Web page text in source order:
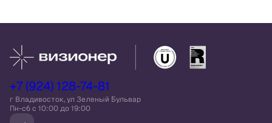
+7 (924) 128-74-81
г Владивосток, ул Зеленый Бульвар
Пн-сб c 10:00 до 19:00